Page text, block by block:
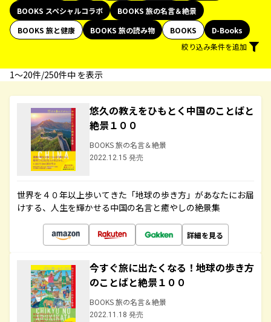
BOOKS スペシャルコラボ
BOOKS 旅の名言＆絶景
BOOKS 旅と健康
BOOKS 旅の読み物 BOOKS
D-Books
絞り込み条件を追加
1〜20件/250件中 を表示
悠久の教えをひもとく中国のことばと
絶景１００
BOOKS 旅の名言＆絶景
2022.12.15 発売
世界を４０年以上歩いてきた「地球の歩き方」があなたにお届
けする、人生を輝かせる中国の名言と癒やしの絶景集
詳細を見る
今すぐ旅に出たくなる！地球の歩き方
のことばと絶景１００
BOOKS 旅の名言＆絶景
2022.11.18 発売